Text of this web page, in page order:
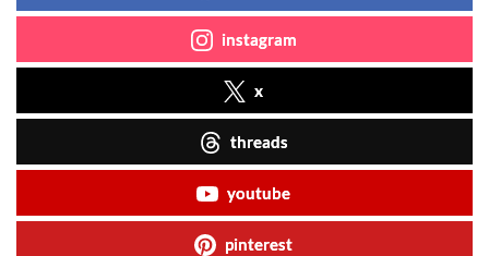
instagram
x
threads
youtube
pinterest